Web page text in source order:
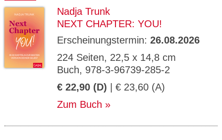
Nadja Trunk
NEXT CHAPTER: YOU!
Erscheinungstermin: 26.08.2026
224 Seiten, 22,5 x 14,8 cm
Buch, 978-3-96739-285-2
€ 22,90 (D) | € 23,60 (A)
Zum Buch